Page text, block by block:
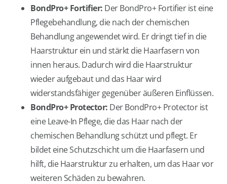
BondPro+ Fortifier: Der BondPro+ Fortifier ist eine
Pflegebehandlung, die nach der chemischen
Behandlung angewendet wird. Er dringt tief in die
Haarstruktur ein und stärkt die Haarfasern von
innen heraus. Dadurch wird die Haarstruktur
wieder aufgebaut und das Haar wird
widerstandsfähiger gegenüber äußeren Einflüssen.
BondPro+ Protector: Der BondPro+ Protector ist
eine Leave-In Pflege, die das Haar nach der
chemischen Behandlung schützt und pflegt. Er
bildet eine Schutzschicht um die Haarfasern und
hilft, die Haarstruktur zu erhalten, um das Haar vor
weiteren Schäden zu bewahren.